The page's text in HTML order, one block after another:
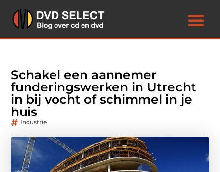
Schakel een aannemer
funderingswerken in Utrecht
in bij vocht of schimmel in je
huis
Industrie